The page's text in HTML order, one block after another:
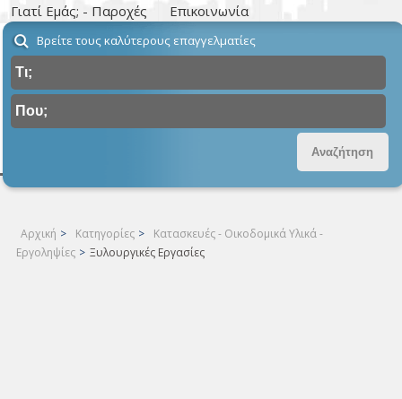
Γιατί Εμάς; - Παροχές
Επικοινωνία
Βρείτε τους καλύτερους επαγγελματίες
Αρχική > Κατηγορίες >
Κατασκευές - Οικοδομικά Υλικά -
Εργοληψίες > Ξυλουργικές Εργασίες